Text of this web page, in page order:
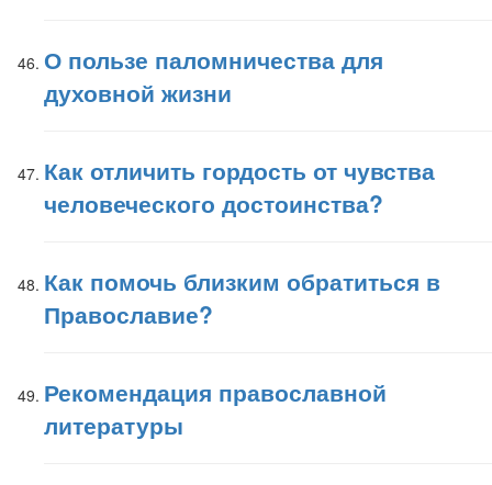
О пользе паломничества для
духовной жизни
Как отличить гордость от чувства
человеческого достоинства?
Как помочь близким обратиться в
Православие?
Рекомендация православной
литературы